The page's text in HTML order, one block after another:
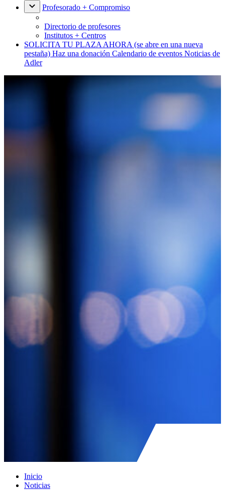
Profesorado + Compromiso
Directorio de profesores
Institutos + Centros
SOLICITA TU PLAZA AHORA (se abre en una nueva
pestaña) Haz una donación Calendario de eventos Noticias de
Adler
Inicio
Noticias